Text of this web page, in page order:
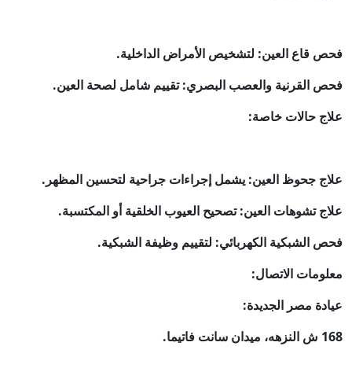
فحص قاع العين: لتشخيص الأمراض الداخلية.
فحص القرنية والعصب البصري: تقييم شامل لصحة العين.
علاج حالات خاصة:
علاج جحوظ العين: يشمل إجراءات جراحية لتحسين المظهر.
علاج تشوهات العين: تصحيح العيوب الخلقية أو المكتسبة.
فحص الشبكية الكهربائي: لتقييم وظيفة الشبكية.
معلومات الاتصال:
عيادة مصر الجديدة:
168 ش النزهه، ميدان سانت فاتيما.